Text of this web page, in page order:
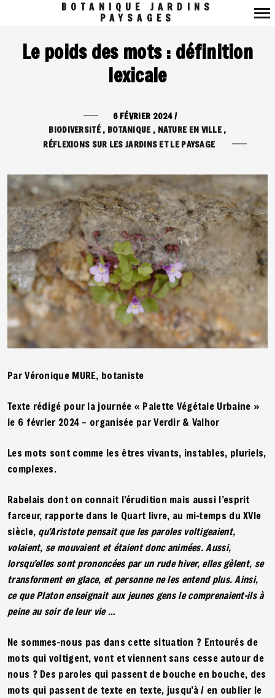
principale
BOTANIQUE JARDINS
PAYSAGES
Le poids des mots : définition
lexicale
6 FÉVRIER 2024/
BIODIVERSITÉ
BOTANIQUE
NATURE EN VILLE
RÉFLEXIONS SUR LES JARDINS ET LE PAYSAGE
Par Véronique MURE, botaniste
Texte rédigé pour la journée « Palette Végétale Urbaine »
le 6 février 2024 – organisée par Verdir & Valhor
Les mots sont comme les êtres vivants, instables, pluriels,
complexes.
Rabelais dont on connait l’érudition mais aussi l’esprit
farceur, rapporte dans le Quart livre, au mi-temps du XVIe
siècle, qu’Aristote pensait que les paroles voltigeaient,
volaient, se mouvaient et étaient donc animées. Aussi,
lorsqu’elles sont prononcées par un rude hiver, elles gèlent, se
transforment en glace, et personne ne les entend plus. Ainsi,
ce que Platon enseignait aux jeunes gens le comprenaient-ils à
peine au soir de leur vie …
Ne sommes-nous pas dans cette situation ? Entourés de
mots qui voltigent, vont et viennent sans cesse autour de
nous ? Des paroles qui passent de bouche en bouche, des
mots qui passent de texte en texte, jusqu’à / en oublier le